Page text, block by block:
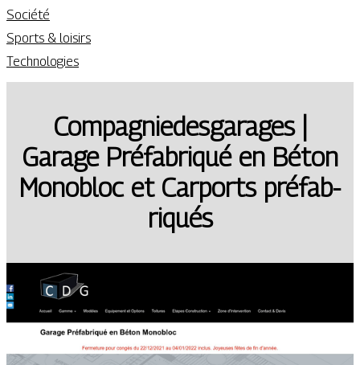
Société
Sports & loisirs
Technologies
Com­pagniedes­gara­ges |
Garage Préfabriqué en Béton
Monobloc et Carports préfab­
ri­qués